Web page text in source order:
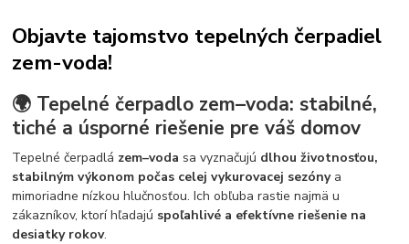
Objavte tajomstvo tepelných čerpadiel
zem-voda!
🌍 Tepelné čerpadlo zem–voda: stabilné,
tiché a úsporné riešenie pre váš domov
Tepelné čerpadlá zem–voda sa vyznačujú dlhou životnosťou,
stabilným výkonom počas celej vykurovacej sezónya
mimoriadne nízkou hlučnosťou. Ich obľuba rastie najmä u
zákazníkov, ktorí hľadajú spoľahlivé a efektívne riešenie na
desiatky rokov.